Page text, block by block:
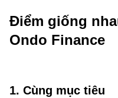
Điểm giống
Ondo Finance
1. Cùng mục tiêu